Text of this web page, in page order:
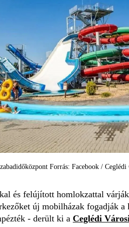
Forrás: Facebook /
és felújított homlokzattal
új mobilházak fogadják a
- derült ki a Ceglédi